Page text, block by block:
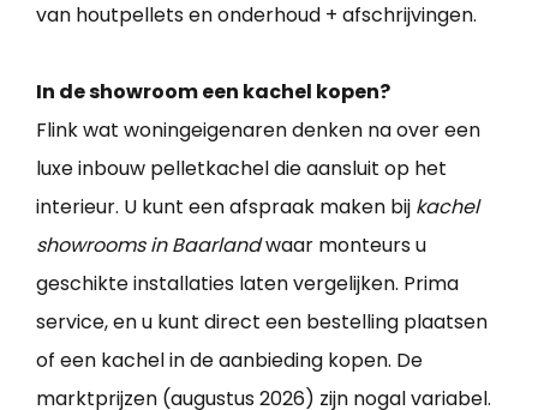
van houtpellets en onderhoud + afschrijvingen.
In de showroom een kachel kopen?
Flink wat woningeigenaren denken na over een
luxe inbouw pelletkachel die aansluit op het
interieur. U kunt een afspraak maken bij kachel
showrooms in Baarlandwaar monteurs u
geschikte installaties laten vergelijken. Prima
service, en u kunt direct een bestelling plaatsen
of een kachel in de aanbieding kopen. De
marktprijzen (augustus 2026) zijn nogal variabel.